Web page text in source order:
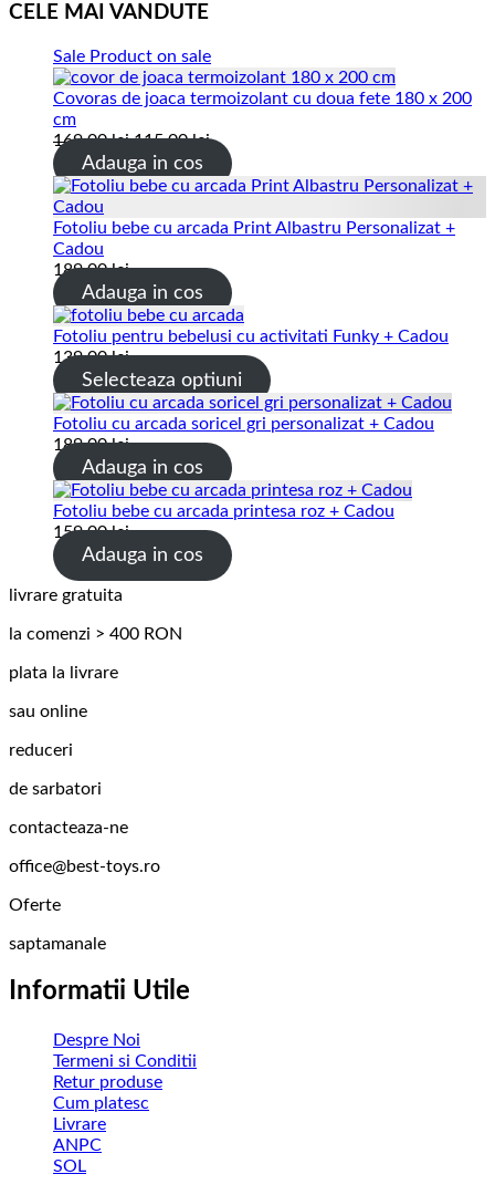
CELE MAI VANDUTE
Sale Product on sale
Covoras de joaca termoizolant cu doua fete 180 x 200
cm
169.00lei 115.00lei
Adauga in cos
Fotoliu bebe cu arcada Print Albastru Personalizat +
Cadou
189.00lei
Adauga in cos
Fotoliu pentru bebelusi cu activitati Funky + Cadou
139.00lei
Selecteaza optiuni
Fotoliu cu arcada soricel gri personalizat + Cadou
189.00lei
Adauga in cos
Fotoliu bebe cu arcada printesa roz + Cadou
159.00lei
Adauga in cos
livrare gratuita
la comenzi > 400 RON
plata la livrare
sau online
reduceri
de sarbatori
contacteaza-ne
office@best-toys.ro
Oferte
saptamanale
Informatii Utile
Despre Noi
Termeni si Conditii
Retur produse
Cum platesc
Livrare
ANPC
SOL